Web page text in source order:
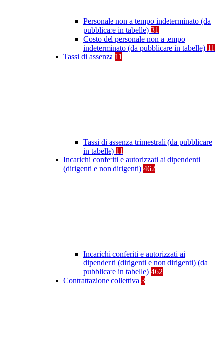
Personale non a tempo indeterminato (da
pubblicare in tabelle) 31
Costo del personale non a tempo
indeterminato (da pubblicare in tabelle) 11
Tassi di assenza 11
Tassi di assenza trimestrali (da pubblicare
in tabelle) 11
Incarichi conferiti e autorizzati ai dipendenti
(dirigenti e non dirigenti) 462
Incarichi conferiti e autorizzati ai
dipendenti (dirigenti e non dirigenti) (da
pubblicare in tabelle) 462
Contrattazione collettiva 3